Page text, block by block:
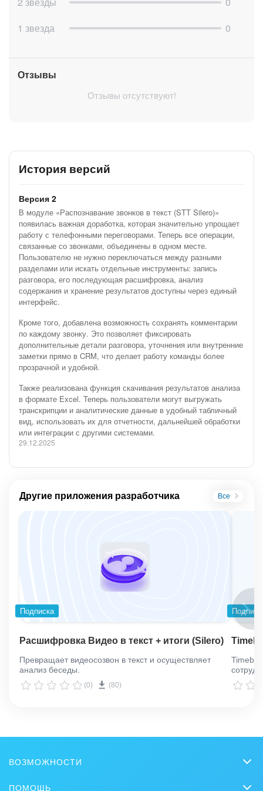
1 звезда
0
Отзывы
Отзывы отсутствуют!
История версий
Версия 2
В модуле «Распознавание звонков в текст (STT Silero)»
появилась важная доработка, которая значительно упрощает
работу с телефонными переговорами. Теперь все операции,
связанные со звонками, объединены в одном месте.
Пользователю не нужно переключаться между разными
разделами или искать отдельные инструменты: запись
разговора, его последующая расшифровка, анализ
содержания и хранение результатов доступны через единый
интерфейс.
Кроме того, добавлена возможность сохранять комментарии
по каждому звонку. Это позволяет фиксировать
дополнительные детали разговора, уточнения или внутренние
заметки прямо в CRM, что делает работу команды более
прозрачной и удобной.
Также реализована функция скачивания результатов анализа
в формате Excel. Теперь пользователи могут выгружать
транскрипции и аналитические данные в удобный табличный
вид, использовать их для отчетности, дальнейшей обработки
или интеграции с другими системами.
29.12.2025
Другие приложения разработчика Все
Подписка
Расшифровка Видео в текст + итоги (Silero)
Превращает видеосозвон в текст и осуществляет
анализ беседы.
(0) (80)
ВОЗМОЖНОСТИ
ПОМОЩЬ